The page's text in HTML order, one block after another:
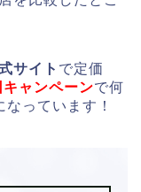
サイト で定価
キャンペーンで何
なっています！